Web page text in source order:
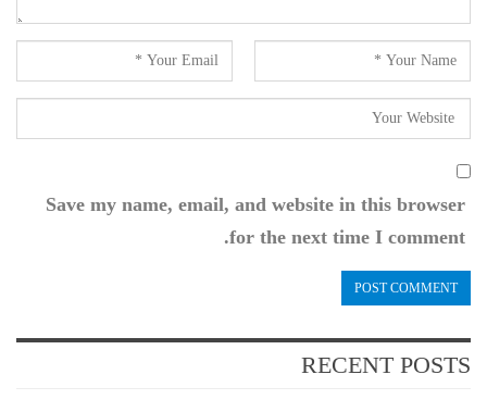
Save my name, email, and website in this browser
for the next time I comment.
RECENT POSTS